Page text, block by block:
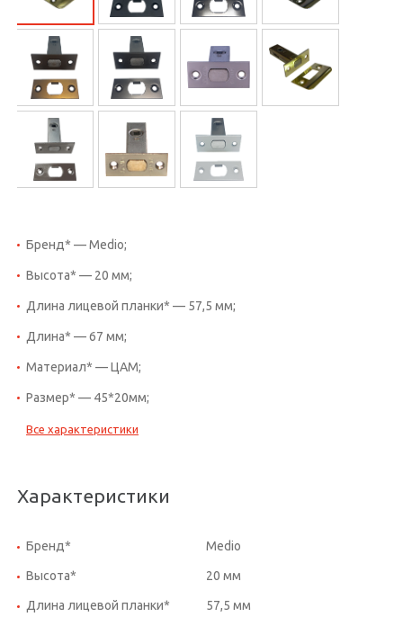
Бренд* — Medio;
Высота* — 20 мм;
Длина лицевой планки* — 57,5 мм;
Длина* — 67 мм;
Материал* — ЦАМ;
Размер* — 45*20мм;
Все характеристики
Характеристики
Бренд* Medio
Высота* 20 мм
Длина лицевой планки* 57,5 мм